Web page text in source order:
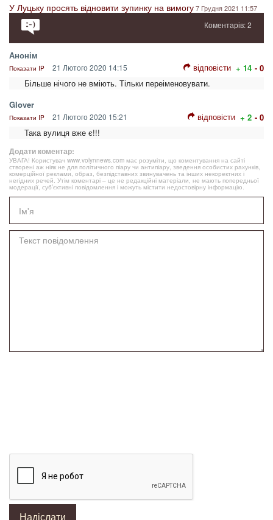
У Луцьку просять відновити зупинку на вимогу7 Грудня 2021 11:57
Коментарів: 2
Анонім
Показати IP 21 Лютого 2020 14:15 відповісти + 14 - 0
Більше нічого не вміють. Тільки переіменовувати.
Glover
Показати IP 21 Лютого 2020 15:21 відповісти + 2 - 0
Така вулиця вже є!!!
Додати коментар:
УВАГА! Користувач www.volynnews.com має розуміти, що коментування на сайті
створені аж ніяк не для політичного піару чи антипіару, зведення особистих рахунків,
комерційної реклами, образ, безпідставних звинувачень та інших некоректних і
негідних речей. Утім коментарі – це не редакційні матеріали, не мають попередньої
модерації, суб’єктивні повідомлення і можуть містити недостовірну інформацію.